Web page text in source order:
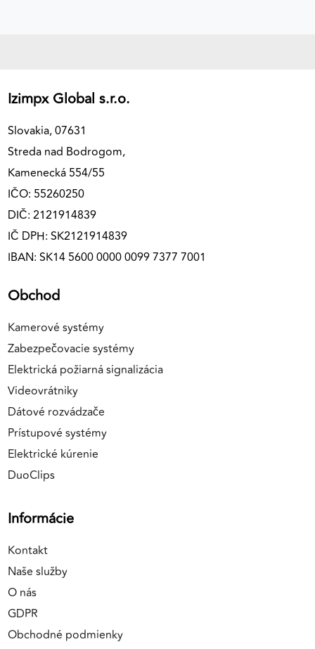
Izimpx Global s.r.o.
Slovakia, 07631
Streda nad Bodrogom,
Kamenecká 554/55
IČO: 55260250
DIČ: 2121914839
IČ DPH: SK2121914839
IBAN: SK14 5600 0000 0099 7377 7001
Obchod
Kamerové systémy
Zabezpečovacie systémy
Elektrická požiarná signalizácia
Videovrátniky
Dátové rozvádzače
Prístupové systémy
Elektrické kúrenie
DuoClips
Informácie
Kontakt
Naše služby
O nás
GDPR
Obchodné podmienky